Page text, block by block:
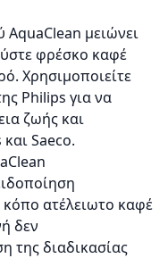
μειώνει
φρέσκο καφέ
Χρησιμοποιείτε
Philips για να
ζωής και
Saeco.
ατέλειωτο καφέ
δεν
της διαδικασίας